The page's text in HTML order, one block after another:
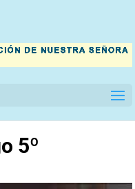
5º